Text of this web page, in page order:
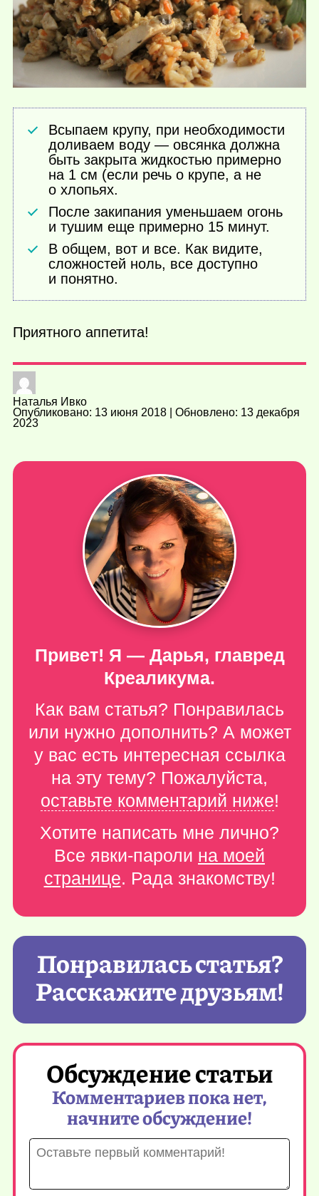
Всыпаем крупу, при необходимости
доливаем воду — овсянка должна
быть закрыта жидкостью примерно
на 1 см (если речь о крупе, а не
о хлопьях.
После закипания уменьшаем огонь
и тушим еще примерно 15 минут.
В общем, вот и все. Как видите,
сложностей ноль, все доступно
и понятно.
Приятного аппетита!
Наталья Ивко
Опубликовано: 13 июня 2018 | Обновлено: 13 декабря
2023
Привет! Я — Дарья, главред
Креаликума.
Как вам статья? Понравилась
или нужно дополнить? А может
у вас есть интересная ссылка
на эту тему? Пожалуйста,
оставьте комментарий ниже!
Хотите написать мне лично?
Все явки-пароли на моей
странице. Рада знакомству!
Понравилась статья?
Расскажите друзьям!
Обсуждение статьи
Комментариев пока нет,
начните обсуждение!